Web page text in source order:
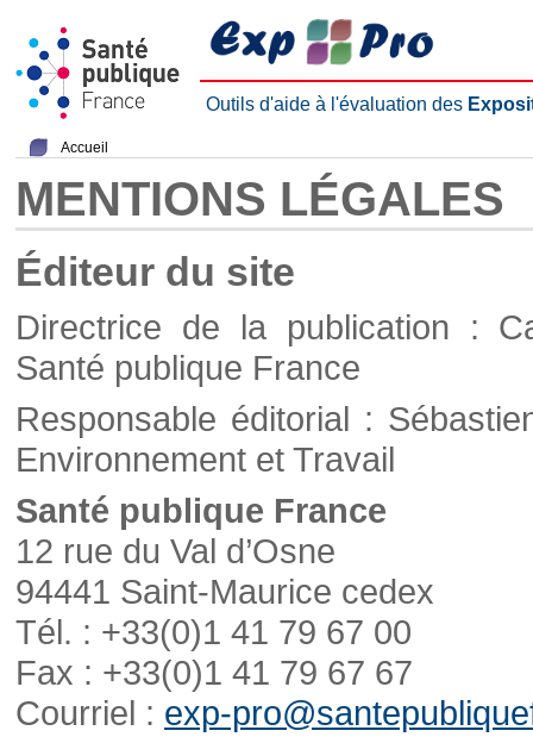
Outils d'aide à l'évaluation des
Accueil
MENTIONS LÉGALES
Éditeur du site
Directrice de la publication :
Santé publique France
Responsable éditorial :
Environnement et Travail
Santé publique France
12 rue du Val d’Osne
94441 Saint-Maurice cedex
Tél. : +33(0)1 41 79 67 00
Fax : +33(0)1 41 79 67 67
Courriel : exp-